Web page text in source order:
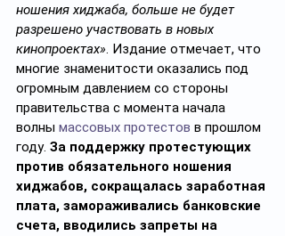
ношения хиджаба, больше не будет
разрешено участвовать в новых
кинопроектах». Издание отмечает, что
многие знаменитости оказались под
огромным давлением со стороны
правительства с момента начала
волны массовых протестов в прошлом
году. За поддержку протестующих
против обязательного ношения
хиджабов, сокращалась заработная
плата, замораживались банковские
счета, вводились запреты на